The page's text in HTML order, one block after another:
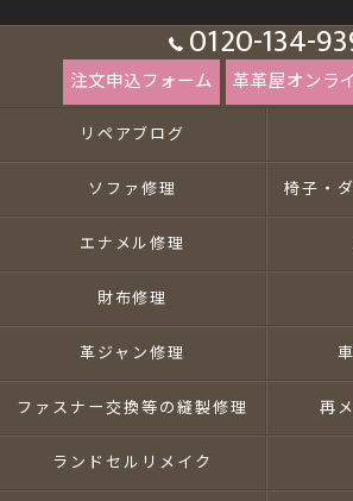
0120-134-
注文申込フォーム 革革屋オンラ
リペアブログ
ソファ修理 椅子・
エナメル修理
財布修理
革ジャン修理
ファスナー交換等の縫製修理 再
ランドセルリメイク